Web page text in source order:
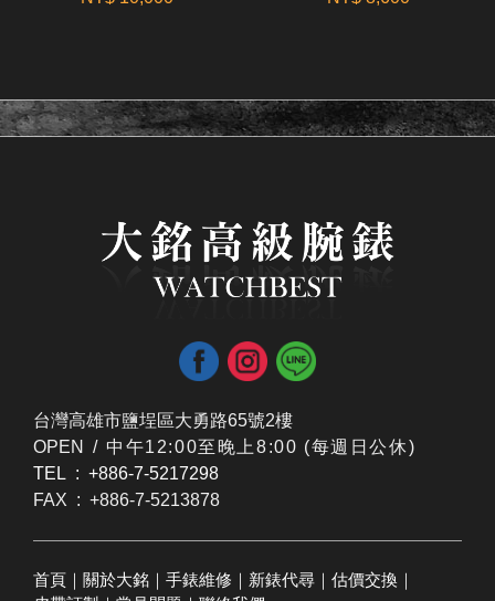
台灣高雄市鹽埕區大勇路65號2樓
OPEN / ​中午12:00至晚上8:00 (每週日公休)
TEL : +886-7-5217298
FAX : +886-7-5213878
首頁 ｜ 關於大銘 ｜ 手錶維修 ｜ 新錶代尋 ｜ 估價交換 ｜